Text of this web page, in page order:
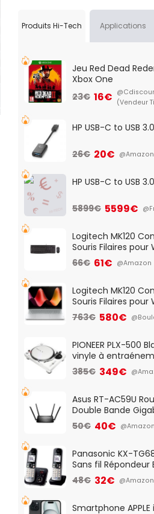
Produits Hi-Tech Applications
Jeu Red Dead
Xbox One
23€ 16€ (Vendeur
HP USB-C to USB
26€ 20€ @Amazon
HP USB-C to USB
5899€ 5599€
Logitech MK120
Souris Filaires pour
Optique Filaire,
And Play,
QWERTY UK - Noir
66€ 61€ @Amazon
Logitech MK120
Souris Filaires pour
Optique Filaire,
And Play,
QWERTY UK - Noir
763€ 580€
PIONEER PLX-500
vinyle à
vitesses (33-45-
pre-ampli intégré
385€ 349€
Asus RT-AC59U
Double Bande
Client VPN, Triple
d'accès et Bridge,
50€ 40€ @Amazon
Panasonic KX-
Sans fil Répondeur
Française]
48€ 32€ @Amazon
Smartphone APPLE